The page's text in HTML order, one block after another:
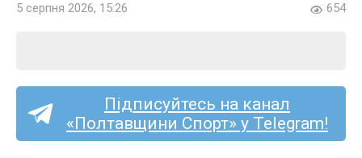
5 серпня 2026, 15:26 654
Підписуйтесь на канал
«Полтавщини Спорт» у Telegram!